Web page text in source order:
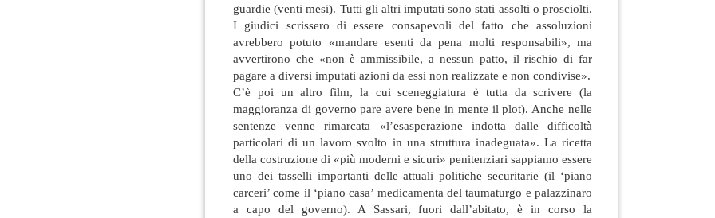
guardie (venti mesi). Tutti gli altri imputati sono stati assolti o prosciolti.
I giudici scrissero di essere consapevoli del fatto che assoluzioni
avrebbero potuto «mandare esenti da pena molti responsabili», ma
avvertirono che «non è ammissibile, a nessun patto, il rischio di far
pagare a diversi imputati azioni da essi non realizzate e non condivise».
C’è poi un altro film, la cui sceneggiatura è tutta da scrivere (la
maggioranza di governo pare avere bene in mente il plot). Anche nelle
sentenze venne rimarcata «l’esasperazione indotta dalle difficoltà
particolari di un lavoro svolto in una struttura inadeguata». La ricetta
della costruzione di «più moderni e sicuri» penitenziari sappiamo essere
uno dei tasselli importanti delle attuali politiche securitarie (il ‘piano
carceri’ come il ‘piano casa’ medicamenta del taumaturgo e palazzinaro
a capo del governo). A Sassari, fuori dall’abitato, è in corso la